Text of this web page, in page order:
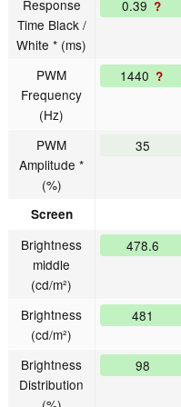
Response
Time Black /
White * (ms)
0.39 ?
PWM
Frequency
(Hz)
1440 ?
PWM
Amplitude *
(%)
35
Screen
Brightness
middle
(cd/m²)
478.6
Brightness
(cd/m²)
481
Brightness
Distribution
98